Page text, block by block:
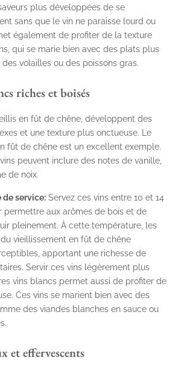
plus développées de se
sans que le vin ne paraisse lourd ou
également de profiter de la texture
qui se marie bien avec des plats plus
volailles ou des poissons gras.
riches et boisés
en fût de chêne, développent des
et une texture plus onctueuse. Le
fût de chêne est un excellent exemple.
peuvent inclure des notes de vanille,
de noix.
de service: Servez ces vins entre 10 et 14
permettre aux arômes de bois et de
pleinement. À cette température, les
vieillissement en fût de chêne
apportant une richesse de
Servir ces vins légèrement plus
vins blancs permet aussi de profiter de
Ces vins se marient bien avec des
des viandes blanches en sauce ou
et effervescents